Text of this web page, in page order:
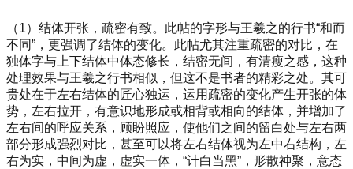
（1）结体开张，疏密有致。此帖的字形与王羲之的行书“和而
不同”，更强调了结体的变化。此帖尤其注重疏密的对比，在
独体字与上下结体中体态修长，结密无间，有清瘦之感，这种
处理效果与王羲之行书相似，但这不是书者的精彩之处。其可
贵处在于左右结体的匠心独运，运用疏密的变化产生开张的体
势，左右拉开，有意识地形成或相背或相向的结体，并增加了
左右间的呼应关系，顾盼照应，使他们之间的留白处与左右两
部分形成强烈对比，甚至可以将左右结体视为左中右结构，左
右为实，中间为虚，虚实一体，“计白当黑”，形散神聚，意态